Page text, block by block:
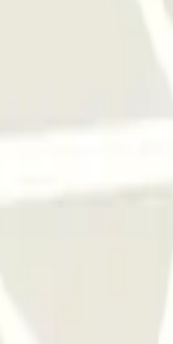
hacia la
deja atrás el
tu derecha, a 50 m.